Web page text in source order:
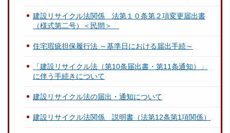
建設リサイクル法関係 法第１０条第２項変更届出書
（様式第二号）＜民間＞
住宅瑕疵担保履行法 ～基準日における届出手続～
「建設リサイクル法（第10条届出書・第11条通知）」
に伴う手続きについて
建設リサイクル法の届出・通知について
建設リサイクル法関係 説明書（法第12条第1項関係）